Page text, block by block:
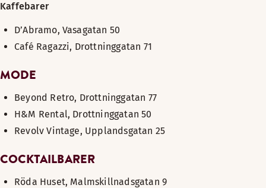
Kaffebarer
D’Abramo, Vasagatan 50
Café Ragazzi, Drottninggatan 71
MODE
Beyond Retro, Drottninggatan 77
H&M Rental, Drottninggatan 50
Revolv Vintage, Upplandsgatan 25
COCKTAILBARER
Röda Huset, Malmskillnadsgatan 9